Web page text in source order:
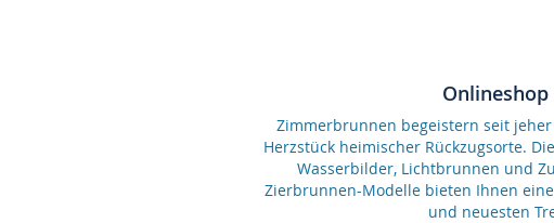
Zimmerbrunnen begeistern seit
Herzstück heimischer Rückzugsorte.
Wasserbilder, Lichtbrunnen und
Zierbrunnen-Modelle bieten Ihnen
und neuesten